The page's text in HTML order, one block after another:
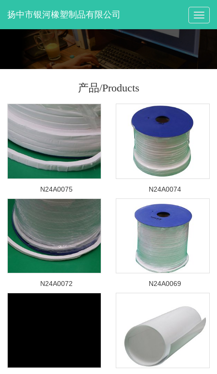
切
换
扬中市银河橡塑制品有限公司
产品/Products
N24A0075 N24A0074
N24A0072 N24A0069